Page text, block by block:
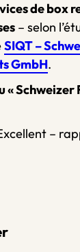
de box
– selon
SIQT –
GmbH.
«
–